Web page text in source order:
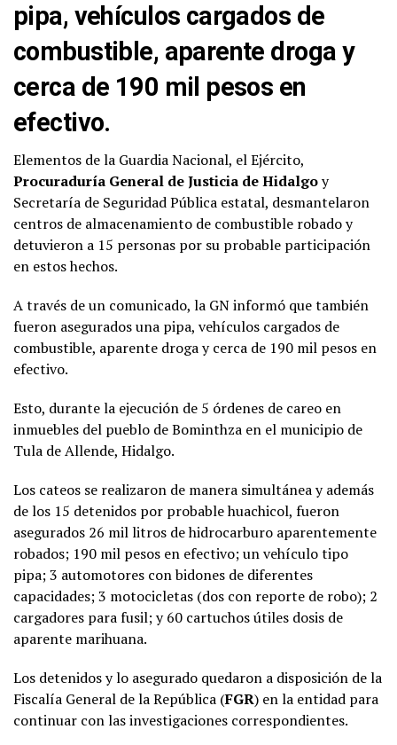
pipa, vehículos cargados de
combustible, aparente droga y
cerca de 190 mil pesos en
efectivo.
Elementos de la Guardia Nacional, el Ejército,
Procuraduría General de Justicia de Hidalgoy
Secretaría de Seguridad Pública estatal, desmantelaron
centros de almacenamiento de combustible robado y
detuvieron a 15 personas por su probable participación
en estos hechos.
A través de un comunicado, la GN informó que también
fueron asegurados una pipa, vehículos cargados de
combustible, aparente droga y cerca de 190 mil pesos en
efectivo.
Esto, durante la ejecución de 5 órdenes de careo en
inmuebles del pueblo de Bominthza en el municipio de
Tula de Allende, Hidalgo.
Los cateos se realizaron de manera simultánea y además
de los 15 detenidos por probable huachicol, fueron
asegurados 26 mil litros de hidrocarburo aparentemente
robados; 190 mil pesos en efectivo; un vehículo tipo
pipa; 3 automotores con bidones de diferentes
capacidades; 3 motocicletas (dos con reporte de robo); 2
cargadores para fusil; y 60 cartuchos útiles dosis de
aparente marihuana.
Los detenidos y lo asegurado quedaron a disposición de la
Fiscalía General de la República (FGR) en la entidad para
continuar con las investigaciones correspondientes.